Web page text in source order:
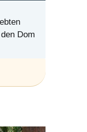
Dom